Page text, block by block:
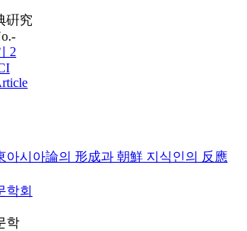
硏究
2
아시아論의 形成과 朝鮮 지식인의 反應
학회
학